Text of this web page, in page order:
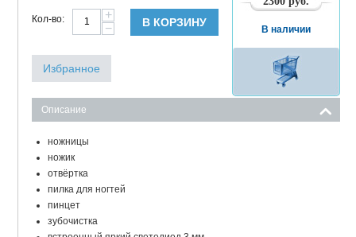
В наличии
Кол-во:
+
−
В КОРЗИНУ
Избранное
Описание
ножницы
ножик
отвёртка
пилка для ногтей
пинцет
зубочистка